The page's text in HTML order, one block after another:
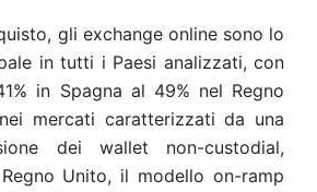
gli exchange online sono lo
in tutti i Paesi analizzati, con
in Spagna al 49% nel Regno
mercati caratterizzati da una
dei wallet non-custodial,
Unito, il modello on-ramp